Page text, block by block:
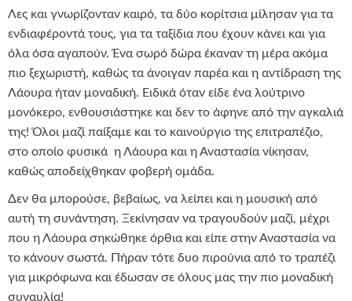
Λες και γνωρίζονταν καιρό, τα δύο κορίτσια μίλησαν για τα
ενδιαφέροντά τους, για τα ταξίδια που έχουν κάνει και για
όλα όσα αγαπούν. Ένα σωρό δώρα έκαναν τη μέρα ακόμα
πιο ξεχωριστή, καθώς τα άνοιγαν παρέα και η αντίδραση της
Λάουρα ήταν μοναδική. Ειδικά όταν είδε ένα λούτρινο
μονόκερο, ενθουσιάστηκε και δεν το άφηνε από την αγκαλιά
της! Όλοι μαζί παίξαμε και το καινούργιο της επιτραπέζιο,
στο οποίο φυσικά η Λάουρα και η Αναστασία νίκησαν,
καθώς αποδείχθηκαν φοβερή ομάδα.
Δεν θα μπορούσε, βεβαίως, να λείπει και η μουσική από
αυτή τη συνάντηση. Ξεκίνησαν να τραγουδούν μαζί, μέχρι
που η Λάουρα σηκώθηκε όρθια και είπε στην Αναστασία να
το κάνουν σωστά. Πήραν τότε δυο πιρούνια από το τραπέζι
για μικρόφωνα και έδωσαν σε όλους μας την πιο μοναδική
συναυλία!